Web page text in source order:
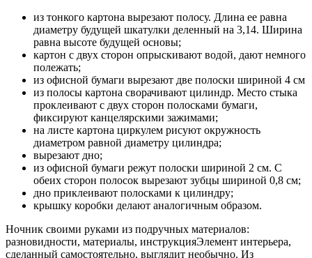
из тонкого картона вырезают полосу. Длина ее равна
диаметру будущей шкатулки деленный на 3,14. Ширина
равна высоте будущей основы;
картон с двух сторон опрыскивают водой, дают немного
полежать;
из офисной бумаги вырезают две полоски шириной 4 см
из полосы картона сворачивают цилиндр. Место стыка
проклеивают с двух сторон полосками бумаги,
фиксируют канцелярскими зажимами;
на листе картона циркулем рисуют окружность
диаметром равной диаметру цилиндра;
вырезают дно;
из офисной бумаги режут полоски шириной 2 см. С
обеих сторон полосок вырезают зубцы шириной 0,8 см;
дно приклеивают полосками к цилиндру;
крышку коробки делают аналогичным образом.
Ночник своими руками из подручных материалов:
разновидности, материалы, инструкцияЭлемент интерьера,
сделанный самостоятельно, выглядит необычно. Из